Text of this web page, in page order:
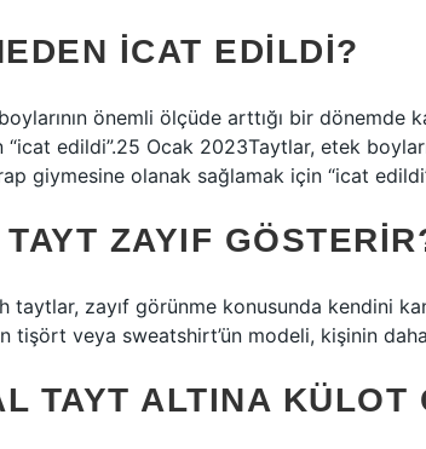
ICAT EDILDI?
önemli ölçüde arttığı bir dönemde
“icat edildi”.25 Ocak 2023Taytlar, etek
giymesine olanak sağlamak için “icat
ZAYIF
taytlar, zayıf görünme konusunda kendini
tişört veya sweatshirt’ün modeli, kişinin
TAYT ALTINA KÜLOT